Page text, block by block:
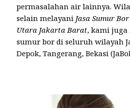
permasalahan air lainnya.
selain melayani Jasa Sumur
Utara Jakarta Barat, kami juga
sumur bor di seluruh wilayah
Depok, Tangerang, Bekasi